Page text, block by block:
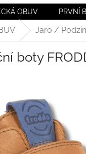
OBUV PRVNÍ
Jaro /
boty